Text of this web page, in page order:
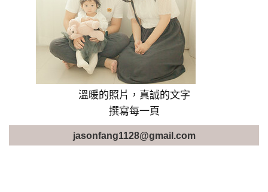
溫暖的照片，真誠的文字
撰寫每一頁
jasonfang1128@gmail.com